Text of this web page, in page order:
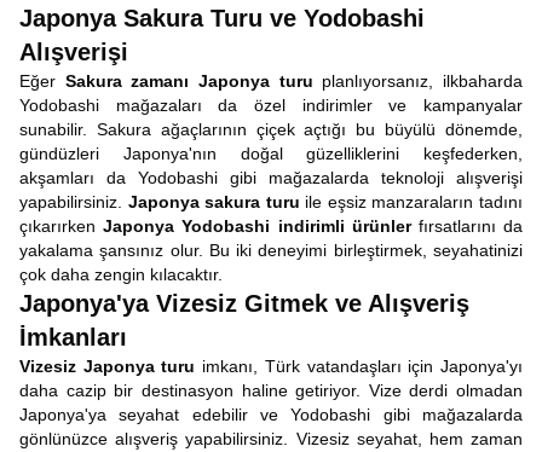
Japonya Sakura Turu ve Yodobashi
Alışverişi
Eğer Sakura zamanı Japonya turu planlıyorsanız, ilkbaharda
Yodobashi mağazaları da özel indirimler ve kampanyalar
sunabilir. Sakura ağaçlarının çiçek açtığı bu büyülü dönemde,
gündüzleri Japonya'nın doğal güzelliklerini keşfederken,
akşamları da Yodobashi gibi mağazalarda teknoloji alışverişi
yapabilirsiniz. Japonya sakura turu ile eşsiz manzaraların tadını
çıkarırkenJaponya Yodobashi indirimli ürünlerfırsatlarını da
yakalama şansınız olur. Bu iki deneyimi birleştirmek, seyahatinizi
çok daha zengin kılacaktır.
Japonya'ya Vizesiz Gitmek ve Alışveriş
İmkanları
Vizesiz Japonya turu imkanı, Türk vatandaşları için Japonya'yı
daha cazip bir destinasyon haline getiriyor. Vize derdi olmadan
Japonya'ya seyahat edebilir ve Yodobashi gibi mağazalarda
gönlünüzce alışveriş yapabilirsiniz. Vizesiz seyahat, hem zaman